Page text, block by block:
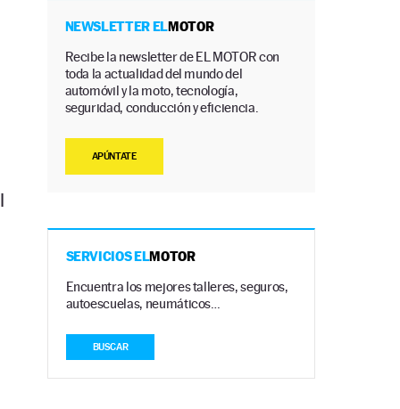
NEWSLETTER ELMOTOR
Recibe la newsletter de EL MOTOR con
toda la actualidad del mundo del
automóvil y la moto, tecnología,
seguridad, conducción y eficiencia.
APÚNTATE
SERVICIOS ELMOTOR
Encuentra los mejores talleres, seguros,
autoescuelas, neumáticos…
BUSCAR